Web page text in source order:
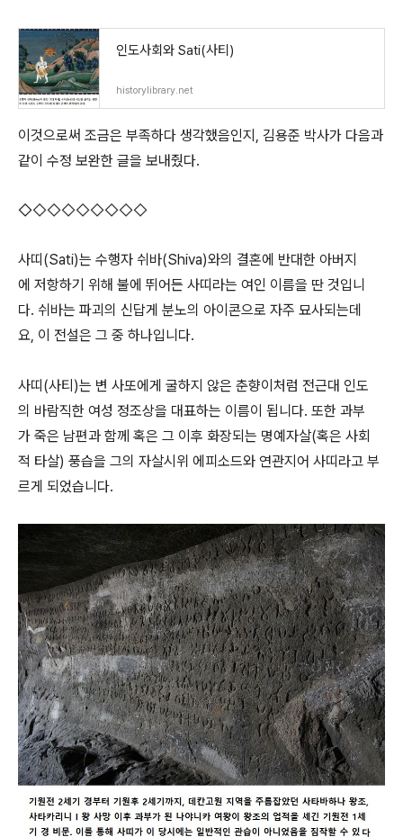
인도사회와 Sati(사티)
historylibrary.net
이것으로써 조금은 부족하다 생각했음인지, 김용준 박사가 다음과
같이 수정 보완한 글을 보내줬다.
◇◇◇◇◇◇◇◇◇
사띠(Sati)는 수행자 쉬바(Shiva)와의 결혼에 반대한 아버지
에 저항하기 위해 불에 뛰어든 사띠라는 여인 이름을 딴 것입니
다. 쉬바는 파괴의 신답게 분노의 아이콘으로 자주 묘사되는데
요, 이 전설은 그 중 하나입니다.
사띠(사티)는 변 사또에게 굴하지 않은 춘향이처럼 전근대 인도
의 바람직한 여성 정조상을 대표하는 이름이 됩니다. 또한 과부
가 죽은 남편과 함께 혹은 그 이후 화장되는 명예자살(혹은 사회
적 타살) 풍습을 그의 자살시위 에피소드와 연관지어 사띠라고 부
르게 되었습니다.